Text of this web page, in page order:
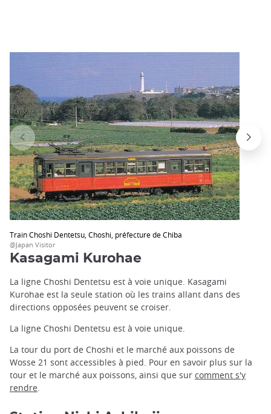
Train Choshi Dentetsu, Choshi, préfecture de Chiba
@Japan Visitor
Kasagami Kurohae
La ligne Choshi Dentetsu est à voie unique. Kasagami
Kurohae est la seule station où les trains allant dans des
directions opposées peuvent se croiser.
La ligne Choshi Dentetsu est à voie unique.
La tour du port de Choshi et le marché aux poissons de
Wosse 21 sont accessibles à pied. Pour en savoir plus sur la
tour et le marché aux poissons, ainsi que sur comment s'y
rendre.